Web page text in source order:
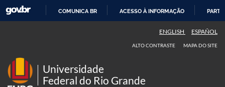
COMUNICA BR ACESSO À INFORMAÇÃO
ENGLISH ESPAÑOL
ALTO CONTRASTE MAPA DO SITE
Universidade
Federal do Rio Grande